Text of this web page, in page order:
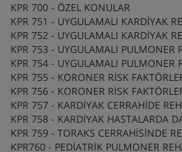
KPR 700 - ÖZEL KONULAR
KPR 751 - UYGULAMALI KARDİYAK
KPR 752 - UYGULAMALI KARDİYAK
KPR 753 - UYGULAMALI PULMONER
KPR 754 - UYGULAMALI PULMONER
KPR 755 - KORONER RİSK
KPR 756 - KORONER RİSK
KPR 757 - KARDİYAK CERRAHİDE
KPR 758 - KARDİYAK HASTALARDA
KPR 759 - TORAKS CERRAHİSİNDE
KPR760 - PEDİATRİK PULMONER